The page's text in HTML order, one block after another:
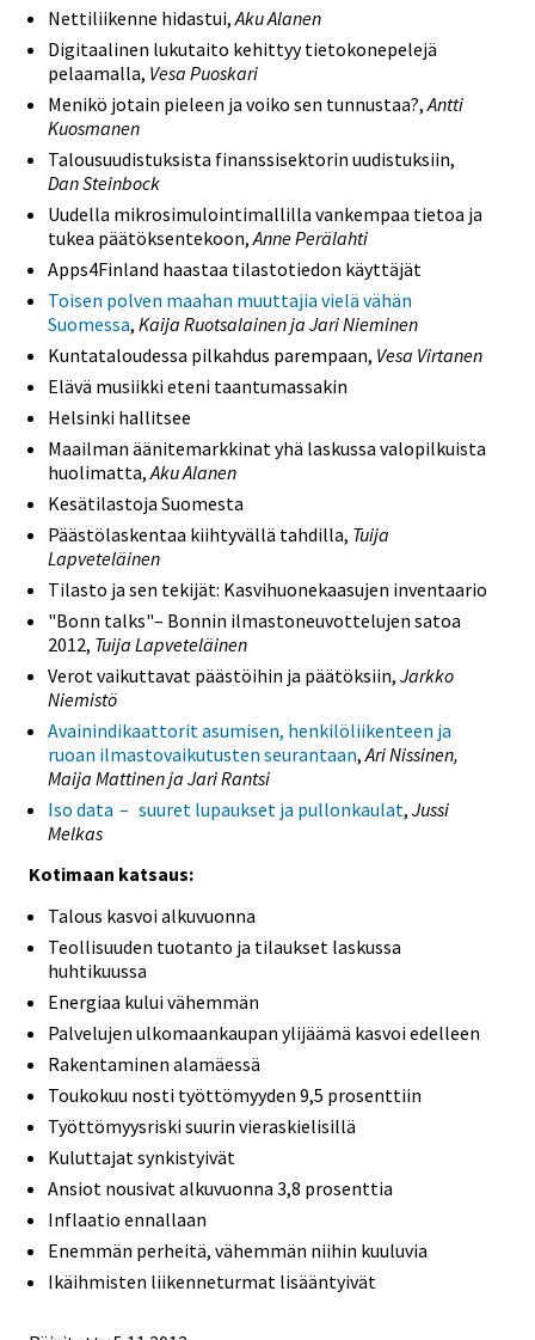
Nettiliikenne hidastui,Aku Alanen
Digitaalinen lukutaito kehittyy tietokonepelejä
pelaamalla, Vesa Puoskari
Menikö jotain pieleen ja voiko sen tunnustaa?,Antti
Kuosmanen
Talousuudistuksista finanssisektorin uudistuksiin,
Dan Steinbock
Uudella mikrosimulointimallilla vankempaa tietoa ja
tukea päätöksentekoon,Anne Perälahti
Apps4Finland haastaa tilastotiedon käyttäjät
Toisen polven maahan muuttajia vielä vähän
Suomessa, Kaija Ruotsalainen ja Jari Nieminen
Kuntataloudessa pilkahdus parempaan, Vesa Virtanen
Elävä musiikki eteni taantumassakin
Helsinki hallitsee
Maailman äänitemarkkinat yhä laskussa valopilkuista
huolimatta,Aku Alanen
Kesätilastoja Suomesta
Päästölaskentaa kiihtyvällä tahdilla, Tuija
Lapveteläinen
Tilasto ja sen tekijät: Kasvihuonekaasujen inventaario
"Bonn talks"– Bonnin ilmastoneuvottelujen satoa
2012, Tuija Lapveteläinen
Verot vaikuttavat päästöihin ja päätöksiin, Jarkko
Niemistö
Avainindikaattorit asumisen, henkilöliikenteen ja
ruoan ilmastovaikutusten seurantaan,Ari Nissinen,
Maija Mattinen ja Jari Rantsi
Iso data – suuret lupaukset ja pullonkaulat, Jussi
Melkas
Kotimaan katsaus:
Talous kasvoi alkuvuonna
Teollisuuden tuotanto ja tilaukset laskussa
huhtikuussa
Energiaa kului vähemmän
Palvelujen ulkomaankaupan ylijäämä kasvoi edelleen
Rakentaminen alamäessä
Toukokuu nosti työttömyyden 9,5 prosenttiin
Työttömyysriski suurin vieraskielisillä
Kuluttajat synkistyivät
Ansiot nousivat alkuvuonna 3,8 prosenttia
Inflaatio ennallaan
Enemmän perheitä, vähemmän niihin kuuluvia
Ikäihmisten liikenneturmat lisääntyivät